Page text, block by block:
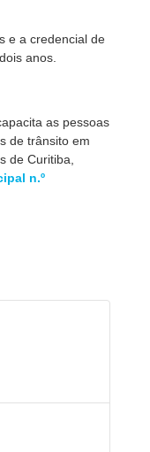
e a credencial de
anos.
as pessoas
de trânsito em
de Curitiba,
n.º